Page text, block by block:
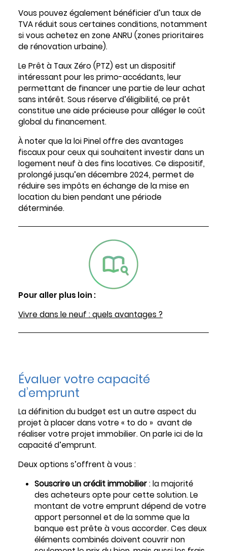
Vous pouvez également bénéficier d’un taux de
TVA réduit sous certaines conditions, notamment
si vous achetez en zone ANRU (zones prioritaires
de rénovation urbaine).
Le Prêt à Taux Zéro (PTZ) est un dispositif
intéressant pour les primo-accédants, leur
permettant de financer une partie de leur achat
sans intérêt. Sous réserve d’éligibilité, ce prêt
constitue une aide précieuse pour alléger le coût
global du financement.
À noter que la loi Pinel offre des avantages
fiscaux pour ceux qui souhaitent investir dans un
logement neuf à des fins locatives. Ce dispositif,
prolongé jusqu’en décembre 2024, permet de
réduire ses impôts en échange de la mise en
location du bien pendant une période
déterminée.
Pour aller plus loin :
Vivre dans le neuf : quels avantages ?
Évaluer votre capacité
d’emprunt
La définition du budget est un autre aspect du
projet à placer dans votre « to do » avant de
réaliser votre projet immobilier. On parle ici de la
capacité d’emprunt.
Deux options s’offrent à vous :
Souscrire un crédit immobilier: la majorité
des acheteurs opte pour cette solution. Le
montant de votre emprunt dépend de votre
apport personnel et de la somme que la
banque est prête à vous accorder. Ces deux
éléments combinés doivent couvrir non